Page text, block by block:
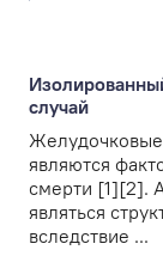
случай
являются
смерти [1][2].
являться
вследствие ...